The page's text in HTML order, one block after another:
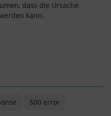
dass die Ursache
kann.
500 error